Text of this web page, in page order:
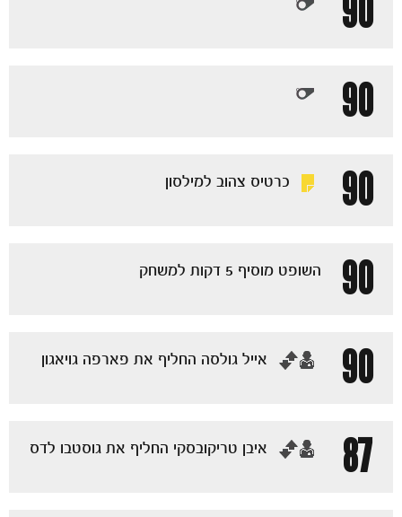
סיקור המשחק
גלריה
90
90
90
כרטיס צהוב למילסון
90 השופט מוסיף 5 דקות למשחק
90 ‏אייל גולסה החליף את פארפה גויאגון
87 ‏איבן טריקובסקי החליף את גוסטבו לדס